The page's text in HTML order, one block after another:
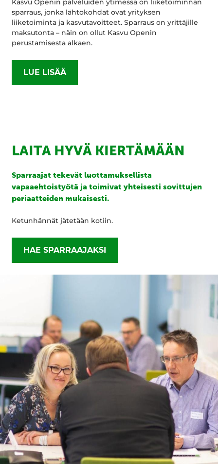
Kasvu Openin palveluiden ytimessä on liiketoiminnan
sparraus, jonka lähtökohdat ovat yrityksen
liiketoiminta ja kasvutavoitteet. Sparraus on yrittäjille
maksutonta – näin on ollut Kasvu Openin
perustamisesta alkaen.
LUE LISÄÄ
LAITA HYVÄ KIERTÄMÄÄN
Sparraajat tekevät luottamuksellista
vapaaehtoistyötä ja toimivat yhteisesti sovittujen
periaatteiden mukaisesti.
Ketunhännät jätetään kotiin.
HAE SPARRAAJAKSI